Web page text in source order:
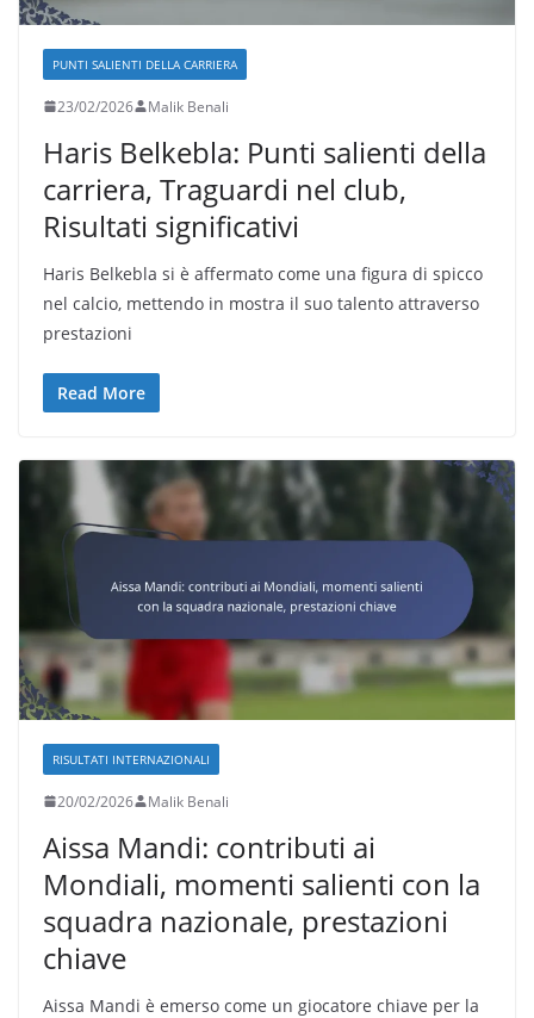
PUNTI SALIENTI DELLA CARRIERA
23/02/2026 Malik Benali
Haris Belkebla: Punti salienti della
carriera, Traguardi nel club,
Risultati significativi
Haris Belkebla si è affermato come una figura di spicco
nel calcio, mettendo in mostra il suo talento attraverso
prestazioni
Read More
RISULTATI INTERNAZIONALI
20/02/2026 Malik Benali
Aissa Mandi: contributi ai
Mondiali, momenti salienti con la
squadra nazionale, prestazioni
chiave
Aissa Mandi è emerso come un giocatore chiave per la